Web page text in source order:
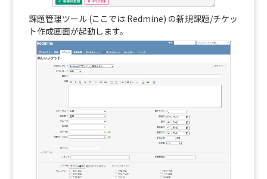
課題管理ツール (ここでは Redmine) の新規課題/チケッ
ト作成画面が起動します。